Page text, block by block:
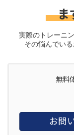
ま
実際のトレーニ
その悩んでい
無料
お問